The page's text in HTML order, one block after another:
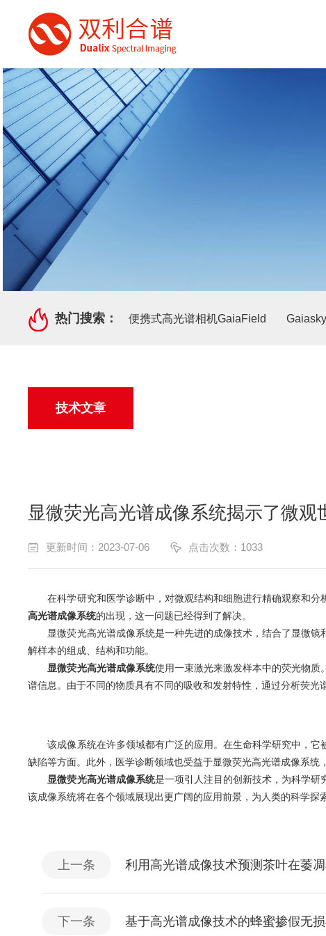
热门搜索： 便携式高光谱相机GaiaField
技术文章
显微荧光高光谱成像系统揭示了微观
更新时间：2023-07-06 点击次数：1033
在科学研究和医学诊断中，对微观结构和细胞进行精确观察和分
高光谱成像系统的出现，这一问题已经得到了解决。
显微荧光高光谱成像系统是一种先进的成像技术，结合了显微镜
解样本的组成、结构和功能。
显微荧光高光谱成像系统使用一束激光来激发样本中的荧光物
谱信息。由于不同的物质具有不同的吸收和发射特性，通过分析荧光
该成像系统在许多领域都有广泛的应用。在生命科学研究中，它
缺陷等方面。此外，医学诊断领域也受益于显微荧光高光谱成像系统
显微荧光高光谱成像系统是一项引人注目的创新技术，为科学
该成像系统将在各个领域展现出更广阔的应用前景，为人类的科学探
上一条 利用高光谱成像技术预测茶叶在萎
下一条 基于高光谱成像技术的蜂蜜掺假无损